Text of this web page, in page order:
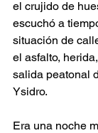
el crujido de
escuchó a
situación de
el asfalto,
salida peatonal
Ysidro.
Era una noche